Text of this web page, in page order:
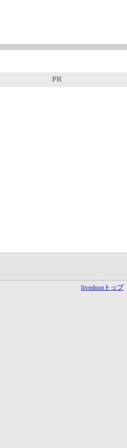
PR
livedoorトップ